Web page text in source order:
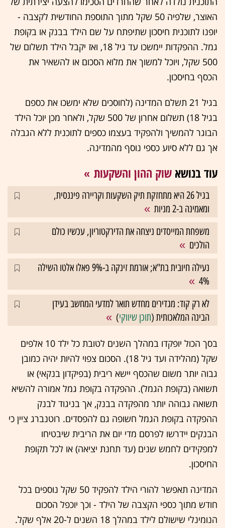
האוצר, שלפיה 50 שקל מתוך התוספת החודשית לקצבה -
יופנו לתוכנית חיסכון שתיפתח על שם הילד בבנק או בקופת
גמל. ההפקדות יימשכו עד גיל 18, ואז יקבל הילד תשלום של
500 שקל, ויוכל למשוך את מלוא הסכום או להשאיר את
הכסף בחיסכון.
בגיל 21 תשלם המדינה (לחוסכים שלא ימשכו את כספם
בגיל 18) תשלום אחרון של 500 שקל, ולאחר מכן יוכל הילד
הבוגר להמשיך ולהפקיד בעצמו כספים לתוכנית ללא הגבלה
אך גם ללא סיוע כספי נוסף מהמדינה.
עוד בנושא שוק ההון והשקעות
בגיל 26 היא מתחזקת תיק השקעות וקריירה פיננסית,
ומאמינה ב-2 מניות
משפחת המייסדים ניצחה את הדירקטוריון, עכשיו כולם
הולכים
נעילה חיובית בת"א; אורמת זינקה ב-9% פאלו אלטו השילה
4%
לא רק קוד: מגדירים מחדש תואר למדעי המחשב בעידן
הבינה המלאכותית (תוכן שיווקי)
בסך הכול יופקדו במהלך השנים לטובת כל ילד 10 אלפים
שקל (מהלידה ועד גיל 18). הסכום צפוי להיות יהיה כמובן
גבוה יותר משום שהכסף יישא ריבית (בפיקדון בנקאי) או
תשואה (בקופת הגמל). ההפקדה בקופת גמל אמורה להשיא
תשואה גבוהה יותר מהפקדה בבנק, אך בניגוד לבנק
ההפקדה בקופת הגמל חשופה גם להפסדים. רוטנברג ציין כי
הבנקים יידרשו לפרסם מדי יום את הריבית שיבטיחו
למפקידים לחמש שנים (עד תחנת יציאה) או לכל תקופת
החיסכון.
המדינה תאפשר להורי הילד להפקיד 50 שקל נוספים בכל
חודש מתוך כספי הקצבה של הילד - וכך יוכפל הסכום
הנומינלי שישולם לילד במהלך 18 השנים ל-20 אלף שקל.